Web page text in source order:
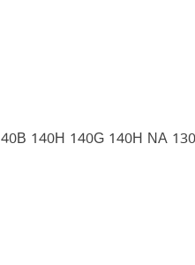
140H 140G 140H NA